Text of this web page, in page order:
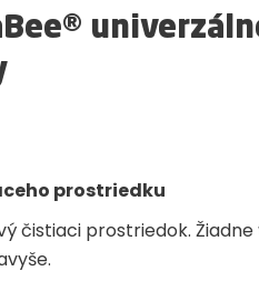
prostriedku
čistiaci prostriedok. Žiadne